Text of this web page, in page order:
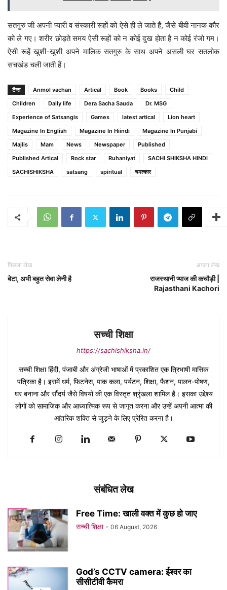
सतगुरु जी अपनी प्यारी व संस्कारी रूहों को ऐसे ही ले जाते हैं, जैसे बीवी नानक कौर
को ले गए। शरीर छोड़ते समय ऐसी रूहों को न कोई दुख होता है न कोई रंजो गम।
ऐसी रूहें खुशी-खुशी अपने मालिक सतगुरु के साथ अपने असली घर सतलोक
सचखंड चली जाती हैं।
टैग्स Anmol vachan Artical Book Books
Child
Children
Daily life Dera Sacha Sauda
Dr. MSG
Experience of Satsangis
Games latest artical
Lion heart
Magazine In English
Magazine In Hiindi
Magazine In Punjabi
Majlis
Mam News Newspaper
Published
Published Artical
Rock star Ruhaniyat
SACHI SHIKSHA HINDI
SACHISHIKSHA
satsang spiritual चमत्कार
पिछला लेख
बेटा, अभी बहुत सेवा लेनी है
अगला लेख
राजस्थानी प्याज की कचौड़ी |
Rajasthani Kachori
सच्ची शिक्षा
https://sachishiksha.in/
सच्ची शिक्षा हिंदी, पंजाबी और अंग्रेजी भाषाओं में प्रकाशित एक त्रिभाषी मासिक
पत्रिका है। इसमें धर्म, फिटनेस, पाक कला, पर्यटन, शिक्षा, फैशन, पालन-पोषण,
घर बनाना और सौंदर्य जैसे विषयों की एक विस्तृत श्रृंखला शामिल है। इसका उद्देश्य
लोगों को सामाजिक और आध्यात्मिक रूप से जागृत करना और उन्हें अपनी आत्मा की
आंतरिक शक्ति से जुड़ने के लिए प्रेरित करना है।
संबंधित लेख
Free Time: खाली वक्त में कुछ हो जाए
सच्ची शिक्षा - 06 August, 2026
God’s CCTV camera: ईश्वर का
सीसीटीवी कैमरा